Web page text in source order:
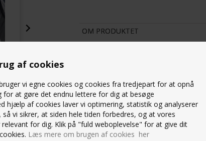
af cookies
vi egne cookies og cookies fra tredjepart for at opnå
for at gøre det endnu lettere for dig at besøge
hjælp af cookies laver vi optimering, statistik og analyserer
så vi sikrer, at siden hele tiden forbedres, og at vores
for dig. Klik på "fuld weboplevelse" for at give dit
Læs mere om brugen af cookies her
OM PRODUKTET
Riflet gummi under forfod og hæl
Super god gymnastiksko
Størrelserne er beregnet ud fra at
ønsker du lidt voksetillæg skal du gå en
STØRRELSESGUIDE